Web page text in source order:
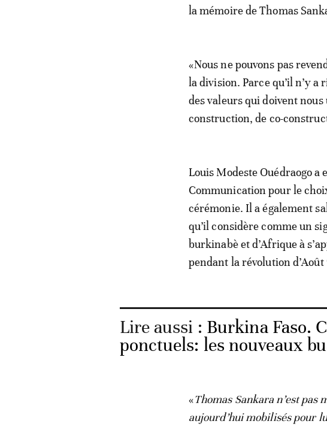
la mémoire de Thomas
«Nous ne pouvons pas
la division. Parce qu’il n’y a
des valeurs qui doivent
construction, de co-
Louis Modeste Ouédraogo
Communication pour le
cérémonie. Il a également
qu’il considère comme un
burkinabè et d’Afrique à
pendant la révolution d’Août
Lire aussi : Burkina Faso.
ponctuels: les nouveaux
«Thomas Sankara n’est
aujourd’hui mobilisés pour